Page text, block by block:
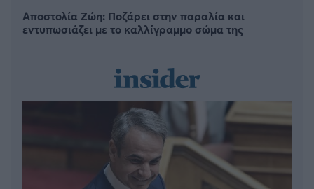
Αποστολία Ζώη: Ποζάρει στην παραλία και
εντυπωσιάζει με το καλλίγραμμο σώμα της